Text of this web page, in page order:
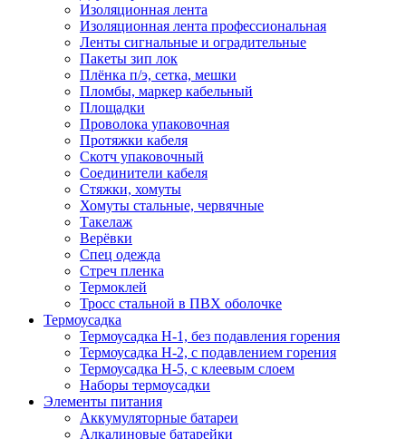
Изоляционная лента
Изоляционная лента профессиональная
Ленты сигнальные и оградительные
Пакеты зип лок
Плёнка п/э, сетка, мешки
Пломбы, маркер кабельный
Площадки
Проволока упаковочная
Протяжки кабеля
Скотч упаковочный
Соединители кабеля
Стяжки, хомуты
Хомуты стальные, червячные
Такелаж
Верёвки
Спец одежда
Стреч пленка
Термоклей
Тросс стальной в ПВХ оболочке
Термоусадка
Термоусадка H-1, без подавления горения
Термоусадка H-2, с подавлением горения
Термоусадка H-5, с клеевым слоем
Наборы термоусадки
Элементы питания
Аккумуляторные батареи
Алкалиновые батарейки